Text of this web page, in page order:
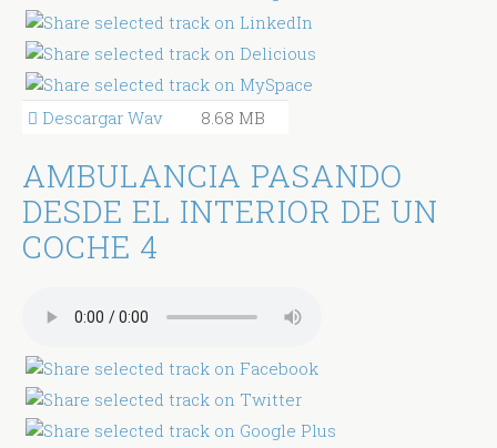
Descargar Wav 8.68 MB
AMBULANCIA PASANDO
DESDE EL INTERIOR DE UN
COCHE 4